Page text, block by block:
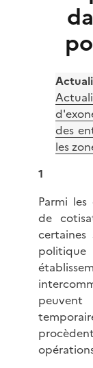
des
les
1
Parmi
de